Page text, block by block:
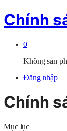
Chính
0
Không sản
Đăng nhập
Chính
Mục lục